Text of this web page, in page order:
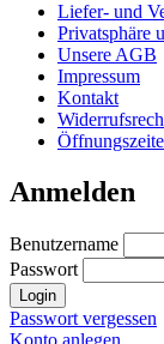
Liefer- und
Privatsphäre
Unsere AGB
Impressum
Kontakt
Anmelden
Benutzername
Passwort
Login
Passwort vergessen